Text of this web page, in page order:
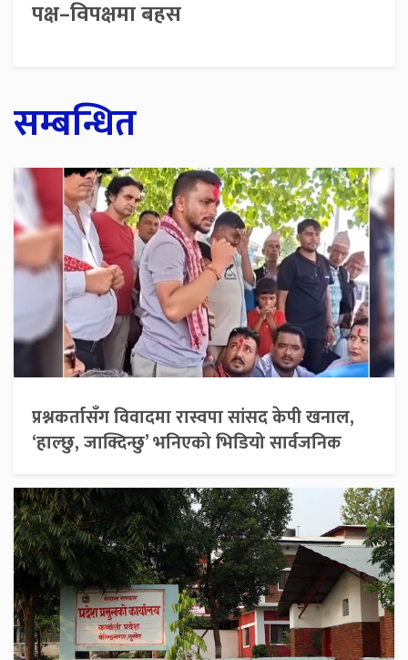
पक्ष–विपक्षमा बहस
सम्बन्धित
प्रश्नकर्तासँग विवादमा रास्वपा सांसद केपी खनाल,
‘हाल्छु, जाक्दिन्छु’ भनिएको भिडियो सार्वजनिक